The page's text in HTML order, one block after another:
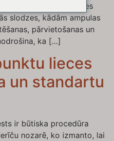
lieces slodzes
slodzes, kādām ampulas
pārvietošanas un
ka […]
lieces
un standartu
ir būtiska procedūra
nozarē, ko izmanto, lai